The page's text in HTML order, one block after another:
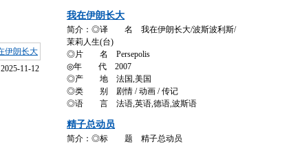
2025-11-12
我在伊朗长大
简介：◎译 名 我在伊朗长大/波斯波利斯/
茉莉人生(台)
◎片 名 Persepolis
◎年 代 2007
◎产 地 法国,美国
◎类 别 剧情 / 动画 / 传记
◎语 言 法语,英语,德语,波斯语
精子总动员
简介：◎标 题 精子总动员